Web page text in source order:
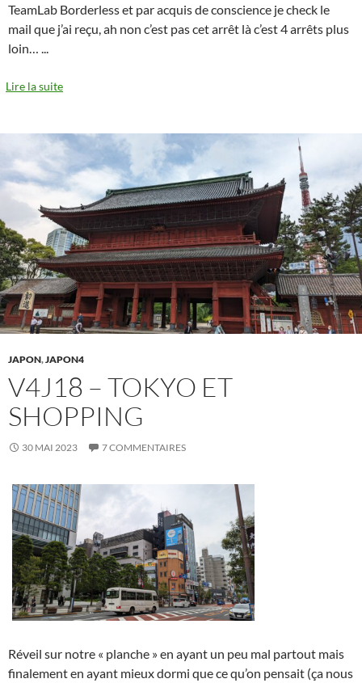
TeamLab Borderless et par acquis de conscience je check le
mail que j’ai reçu, ah non c’est pas cet arrêt là c’est 4 arrêts plus
loin… ...
Lire la suite
JAPON,JAPON4
V4J18 – TOKYO ET
SHOPPING
30 MAI 2023 7 COMMENTAIRES
Réveil sur notre « planche » en ayant un peu mal partout mais
finalement en ayant mieux dormi que ce qu’on pensait (ça nous